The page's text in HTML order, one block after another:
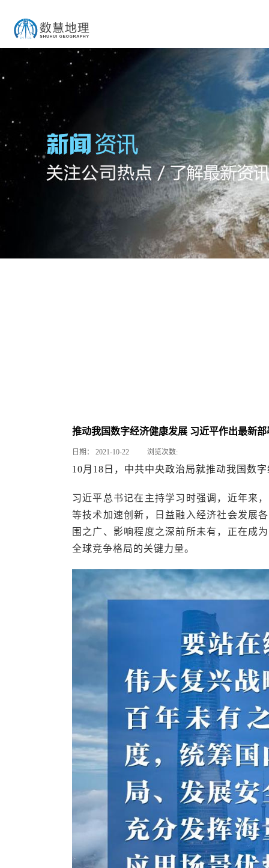
推动我国数字经济健康发展 习近平作出最新部
日期： 2021-10-22 浏览次数:
10月18日，中共中央政治局就推动我国数
习近平总书记在主持学习时强调，近年来
等技术加速创新，日益融入经济社会发展
围之广、影响程度之深前所未有，正在成
全球竞争格局的关键力量。